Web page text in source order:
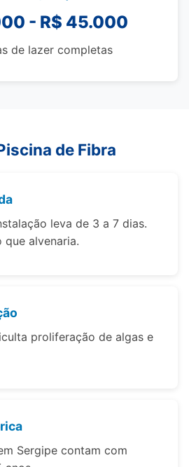
- R$ 45.000
de lazer completas
de Fibra
leva de 3 a 7 dias.
alvenaria.
proliferação de algas e
Sergipe contam com